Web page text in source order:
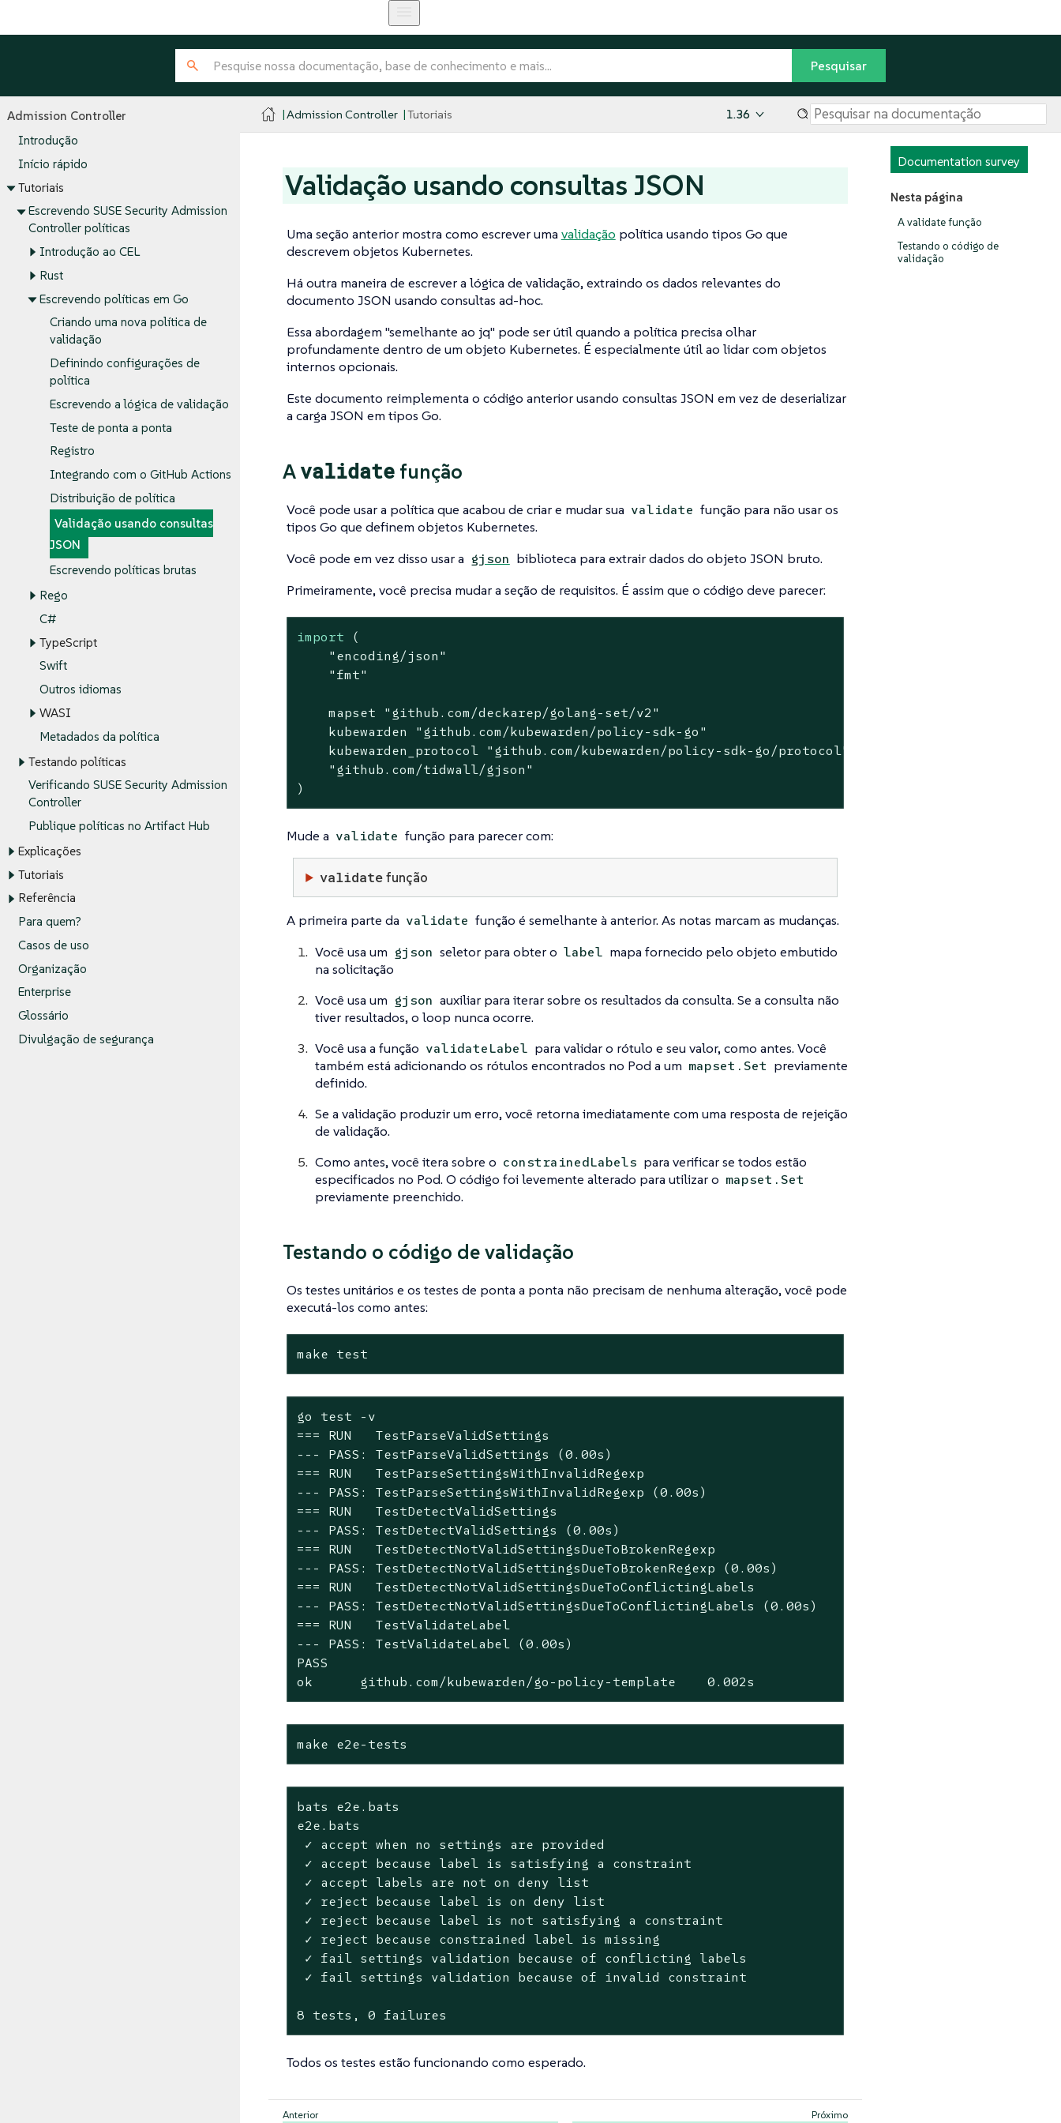
Admission Controller
Introdução
Início rápido
Tutoriais
Escrevendo SUSE Security Admission
Controller políticas
Introdução ao CEL
Rust
Escrevendo políticas em Go
Criando uma nova política de
validação
Definindo configurações de
política
Escrevendo a lógica de validação
Teste de ponta a ponta
Registro
Integrando com o GitHub Actions
Distribuição de política
Validação usando consultas
JSON
Escrevendo políticas brutas
Rego
C#
TypeScript
Swift
Outros idiomas
WASI
Metadados da política
Testando políticas
Verificando SUSE Security Admission
Controller
Publique políticas no Artifact Hub
Explicações
Tutoriais
Referência
Para quem?
Casos de uso
Organização
Enterprise
Glossário
Divulgação de segurança
Admission Controller Tutoriais 1.36
Documentation survey
Nesta página
A validate função
Testando o código de
validação
Validação usando consultas JSON
Uma seção anterior mostra como escrever uma validação política usando tipos Go que
descrevem objetos Kubernetes.
Há outra maneira de escrever a lógica de validação, extraindo os dados relevantes do
documento JSON usando consultas ad-hoc.
Essa abordagem "semelhante ao jq" pode ser útil quando a política precisa olhar
profundamente dentro de um objeto Kubernetes. É especialmente útil ao lidar com objetos
internos opcionais.
Este documento reimplementa o código anterior usando consultas JSON em vez de deserializar
a carga JSON em tipos Go.
Avalidatefunção
Você pode usar a política que acabou de criar e mudar sua validate função para não usar os
tipos Go que definem objetos Kubernetes.
Você pode em vez disso usar a gjson biblioteca para extrair dados do objeto JSON bruto.
Primeiramente, você precisa mudar a seção de requisitos. É assim que o código deve parecer:
import (
"encoding/json"
"fmt"
    mapset
"github.com/deckarep/golang-set/v2"
    kubewarden
"github.com/kubewarden/policy-sdk-go"
    kubewarden_protocol
"github.com/kubewarden/policy-sdk-go/protocol"
"github.com/tidwall/gjson"
)
Mude a validate função para parecer com:
validatefunção
A primeira parte da validate função é semelhante à anterior. As notas marcam as mudanças.
Você usa um gjson seletor para obter o label mapa fornecido pelo objeto embutido
na solicitação
Você usa um gjson auxiliar para iterar sobre os resultados da consulta. Se a consulta não
tiver resultados, o loop nunca ocorre.
Você usa a função validateLabel para validar o rótulo e seu valor, como antes. Você
também está adicionando os rótulos encontrados no Pod a um mapset.Set previamente
definido.
Se a validação produzir um erro, você retorna imediatamente com uma resposta de rejeição
de validação.
Como antes, você itera sobre o constrainedLabels para verificar se todos estão
especificados no Pod. O código foi levemente alterado para utilizar o mapset.Set
previamente preenchido.
Testando o código de validação
Os testes unitários e os testes de ponta a ponta não precisam de nenhuma alteração, você pode
executá-los como antes:
make test
go test -v
=== RUN   TestParseValidSettings
--- PASS: TestParseValidSettings (0.00s)
=== RUN   TestParseSettingsWithInvalidRegexp
--- PASS: TestParseSettingsWithInvalidRegexp (0.00s)
=== RUN   TestDetectValidSettings
--- PASS: TestDetectValidSettings (0.00s)
=== RUN   TestDetectNotValidSettingsDueToBrokenRegexp
--- PASS: TestDetectNotValidSettingsDueToBrokenRegexp (0.00s)
=== RUN   TestDetectNotValidSettingsDueToConflictingLabels
--- PASS: TestDetectNotValidSettingsDueToConflictingLabels (0.00s)
=== RUN   TestValidateLabel
--- PASS: TestValidateLabel (0.00s)
PASS
ok      github.com/kubewarden/go-policy-template    0.002s
make e2e-tests
bats e2e.bats
e2e.bats
✓ accept when no settings are provided
✓ accept because label is satisfying a constraint
✓ accept labels are not on deny list
✓ reject because label is on deny list
✓ reject because label is not satisfying a constraint
✓ reject because constrained label is missing
✓ fail settings validation because of conflicting labels
✓ fail settings validation because of invalid constraint
8 tests, 0 failures
Todos os testes estão funcionando como esperado.